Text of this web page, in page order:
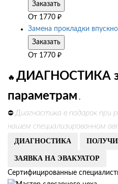
Заказать
От 1770 ₽
Замена прокладки
Заказать
От 1770 ₽
🔥 ДИАГНОСТИКА
параметрам .
⛔ Диагностика в подарок при
нашем специализированном
ДИАГНОСТИКА
ЗАЯВКА НА ЭВАКУАТОР
Сертифицированные